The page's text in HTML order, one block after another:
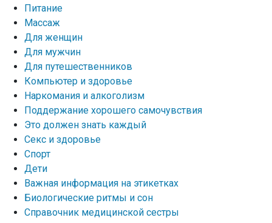
Питание
Массаж
Для женщин
Для мужчин
Для путешественников
Компьютер и здоровье
Наркомания и алкоголизм
Поддержание хорошего самочувствия
Это должен знать каждый
Секс и здоровье
Спорт
Дети
Важная информация на этикетках
Биологические ритмы и сон
Справочник медицинской сестры